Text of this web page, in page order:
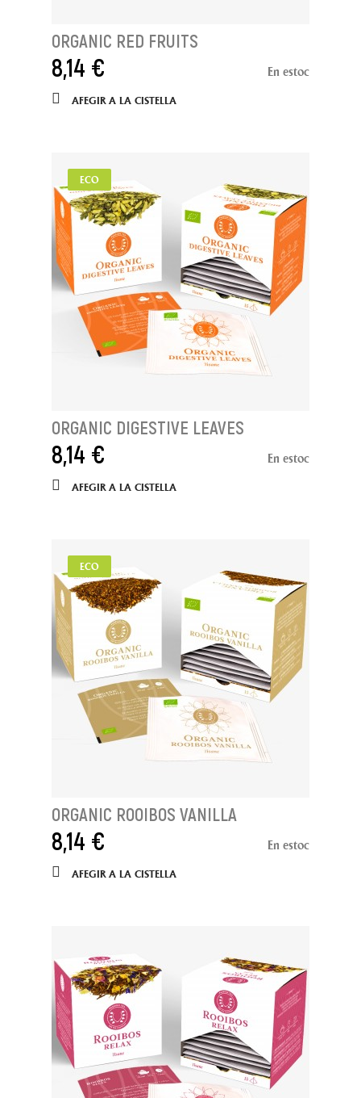
ORGANIC RED FRUITS
8,14 € En estoc
AFEGIR A LA CISTELLA
ECO
ORGANIC DIGESTIVE LEAVES
8,14 € En estoc
AFEGIR A LA CISTELLA
ECO
ORGANIC ROOIBOS VANILLA
8,14 € En estoc
AFEGIR A LA CISTELLA